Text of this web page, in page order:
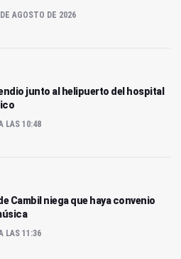
AGOSTO DE 2026
junto al helipuerto del hospital
LAS 10:48
Cambil niega que haya convenio
LAS 11:36